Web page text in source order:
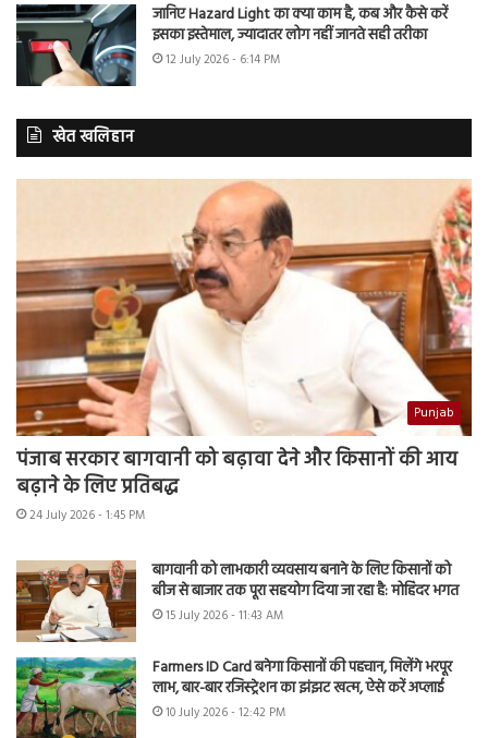
जानिए Hazard Light का क्या काम है, कब और कैसे करें
इसका इस्तेमाल, ज्यादातर लोग नहीं जानते सही तरीका
12 July 2026 - 6:14 PM
खेत खलिहान
Punjab
पंजाब सरकार बागवानी को बढ़ावा देने और किसानों की आय
बढ़ाने के लिए प्रतिबद्ध
24 July 2026 - 1:45 PM
बागवानी को लाभकारी व्यवसाय बनाने के लिए किसानों को
बीज से बाजार तक पूरा सहयोग दिया जा रहा है: मोहिंदर भगत
15 July 2026 - 11:43 AM
Farmers ID Card बनेगा किसानों की पहचान, मिलेंगे भरपूर
लाभ, बार-बार रजिस्ट्रेशन का झंझट खत्म, ऐसे करें अप्लाई
10 July 2026 - 12:42 PM